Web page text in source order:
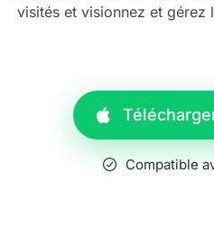
visités et visionnez et gérez
Compatible